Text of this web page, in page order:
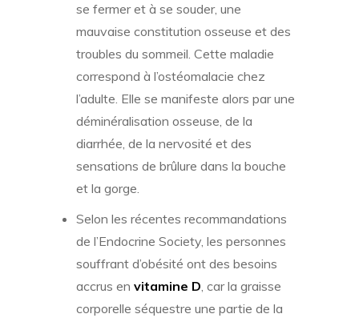
se fermer et à se souder, une
mauvaise constitution osseuse et des
troubles du sommeil. Cette maladie
correspond à l’ostéomalacie chez
l’adulte. Elle se manifeste alors par une
déminéralisation osseuse, de la
diarrhée, de la nervosité et des
sensations de brûlure dans la bouche
et la gorge.
Selon les récentes recommandations
de l’Endocrine Society, les personnes
souffrant d’obésité ont des besoins
accrus en vitamine D, car la graisse
corporelle séquestre une partie de la